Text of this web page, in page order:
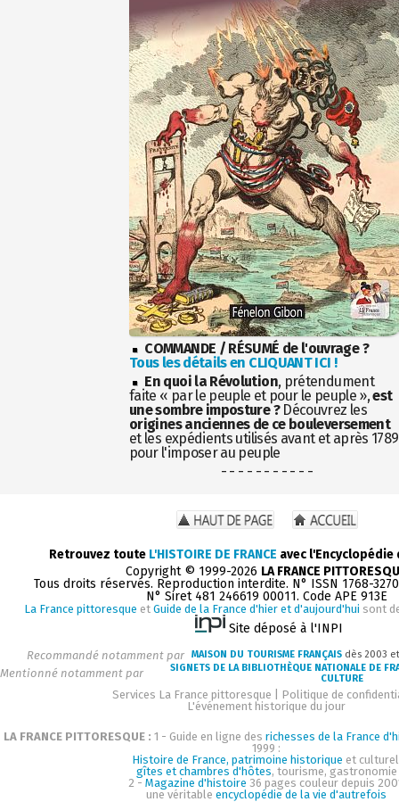
COMMANDE / RÉSUMÉ de l'ouvrage ?
Tous les détails en CLIQUANT ICI !
En quoi la Révolution, prétendument
faite « par le peuple et pour le peuple »,est
une sombre imposture ?Découvrez les
origines anciennes de ce bouleversement
et les expédients utilisés avant et après 1789
pour l'imposer au peuple
- - - - - - - - - - -
Retrouvez toute L'HISTOIRE DE FRANCE avec
Copyright © 1999-2026 LA FRANCE
Tous droits réservés. Reproduction interdite. N° ISSN 1768-
N° Siret 481 246619 00011. Code APE 913E
La France pittoresque et Guide de la France d'hier et d'aujourd'hui sont
Site déposé à l'INPI
Recommandé notamment par MAISON DU TOURISME FRANÇAIS dès 2003
Mentionné notamment par
SIGNETS DE LA BIBLIOTHÈQUE NATIONALE DE
CULTURE
Services La France pittoresque
Politique de
L'événement historique du jour
LA FRANCE PITTORESQUE : 1 - Guide en ligne des richesses de la France
1999 :
Histoire de France, patrimoine historique et
gîtes et chambres d'hôtes, tourisme, gastronomie
2 - Magazine d'histoire 36 pages couleur depuis
une véritableencyclopédie de la vie d'autrefois